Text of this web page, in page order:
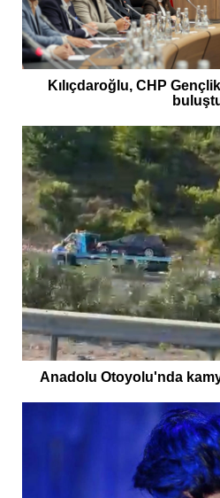
Kılıçdaroğlu, CHP
Anadolu Otoyolu'nda